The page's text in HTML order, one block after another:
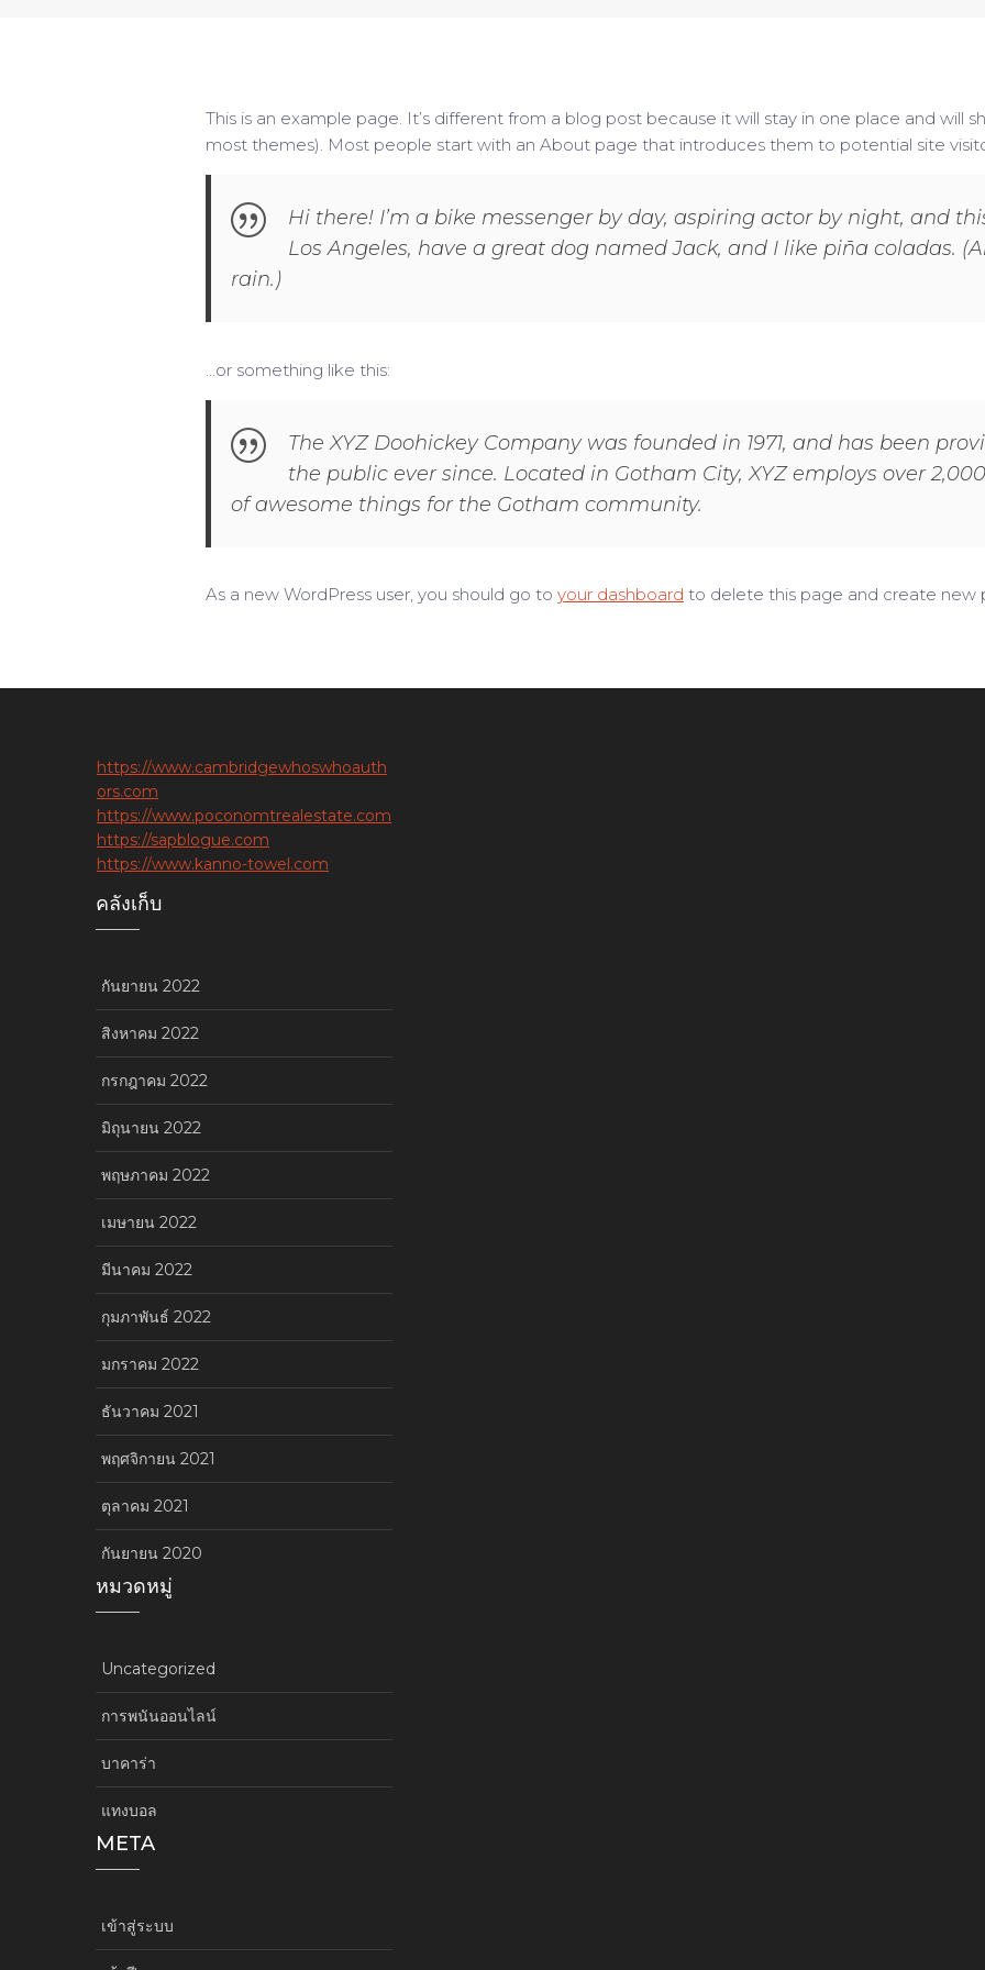
This is an example page. It’s different from a blog post because it will stay in one place and will
most themes). Most people start with an About page that introduces them to potential site
Hi there! I’m a bike messenger by day, aspiring actor by night, and
Los Angeles, have a great dog named Jack, and I like piña coladas.
rain.)
…or something like this:
The XYZ Doohickey Company was founded in 1971, and has been
the public ever since. Located in Gotham City, XYZ employs over
of awesome things for the Gotham community.
As a new WordPress user, you should go to your dashboard to delete this page and create new
https://www.cambridgewhoswhoauth
ors.com
https://www.poconomtrealestate.com
https://sapblogue.com
https://www.kanno-towel.com
คลังเก็บ
กันยายน 2022
สิงหาคม 2022
กรกฎาคม 2022
มิถุนายน 2022
พฤษภาคม 2022
เมษายน 2022
มีนาคม 2022
กุมภาพันธ์ 2022
มกราคม 2022
ธันวาคม 2021
พฤศจิกายน 2021
ตุลาคม 2021
กันยายน 2020
หมวดหมู่
Uncategorized
การพนันออนไลน์
บาคาร่า
แทงบอล
META
เข้าสู่ระบบ